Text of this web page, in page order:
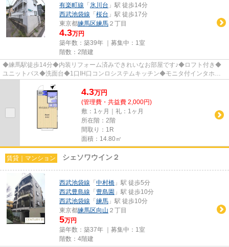
有楽町線 「 氷川台 」駅 徒歩14分
西武池袋線 「 桜台 」駅 徒歩17分
東京都練馬区練馬 ２丁目
4.3万円
築年数：築39年 ｜募集中： 1室
階数：2階建
◆練馬駅徒歩14分◆内装リフォーム済みできれいなお部屋です♪◆ロフト付き◆
ユニットバス◆洗面台◆1口IH口コンロシステムキッチン◆モニタ付インタホン
4.3万円
(管理費・共益費 2,000円)
敷：1ヶ月｜礼：1ヶ月
所在階：2階
間取り：1R
面積：14.80㎡
賃貸｜マンション シェソワウイン２
西武池袋線 「 中村橋 」駅 徒歩5分
西武豊島線 「 豊島園 」駅 徒歩10分
西武池袋線 「 練馬 」駅 徒歩10分
東京都練馬区向山 ２丁目
5万円
築年数：築37年 ｜募集中： 1室
階数：4階建